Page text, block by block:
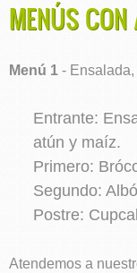
MENÚS
Menú 1 -
Entrante:
atún y maíz.
Primero:
Segundo:
Postre:
Atendemos a